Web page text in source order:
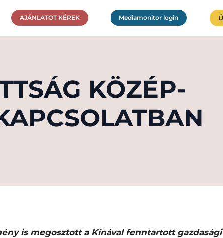
AJÁNLATOT KÉREK Mediamonitor login
KÖZÉP-
is megosztott a Kínával fenntartott